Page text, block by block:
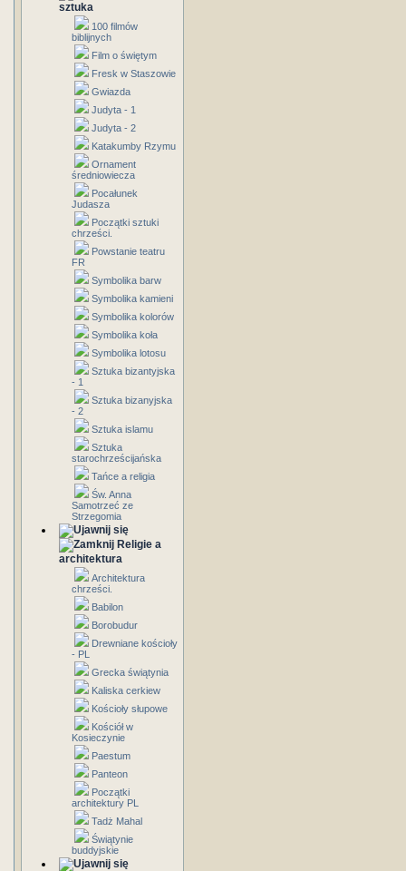
sztuka
100 filmów
biblijnych
Film o świętym
Fresk w Staszowie
Gwiazda
Judyta - 1
Judyta - 2
Katakumby Rzymu
Ornament
średniowiecza
Pocałunek
Judasza
Początki sztuki
chrześci.
Powstanie teatru
FR
Symbolika barw
Symbolika kamieni
Symbolika kolorów
Symbolika koła
Symbolika lotosu
Sztuka bizantyjska
- 1
Sztuka bizanyjska
- 2
Sztuka islamu
Sztuka
starochrześcijańska
Tańce a religia
Św. Anna
Samotrzeć ze
Strzegomia
Religie a
architektura
Architektura
chrześci.
Babilon
Borobudur
Drewniane kościoły
- PL
Grecka świątynia
Kaliska cerkiew
Kościoły słupowe
Kościół w
Kosieczynie
Paestum
Panteon
Początki
architektury PL
Tadż Mahal
Świątynie
buddyjskie